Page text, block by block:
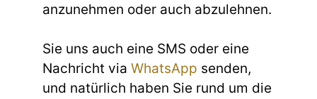
anzunehmen oder auch abzulehnen.
Sie uns auch eine SMS oder eine
Nachricht via WhatsApp senden,
und natürlich haben Sie rund um die